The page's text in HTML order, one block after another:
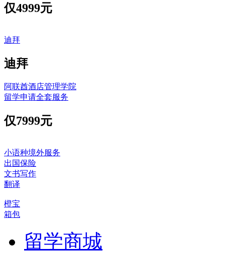
仅4999元
迪拜
迪拜
阿联酋酒店管理学院
留学申请全套服务
仅7999元
小语种境外服务
出国保险
文书写作
翻译
橙宝
箱包
留学商城